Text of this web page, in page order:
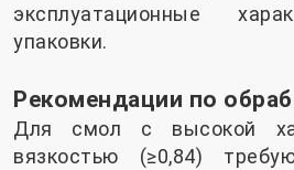
эксплуатационные
упаковки.
Рекомендации по
Для смол с высокой
вязкостью (≥0,84)